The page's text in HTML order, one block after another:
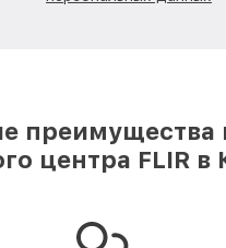
преимущества
центра FLIR